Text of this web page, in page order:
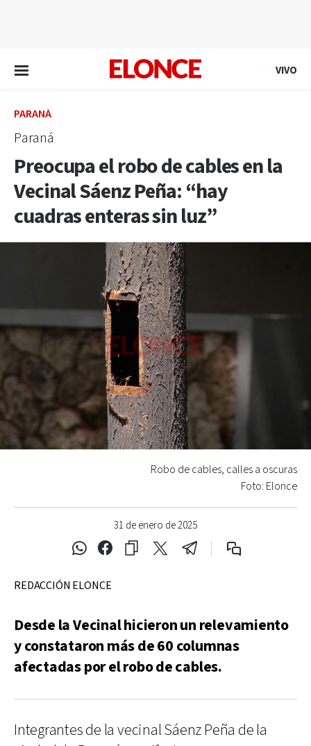
VIVO
PARANÁ
Paraná
Preocupa el robo de cables en la
Vecinal Sáenz Peña: “hay
cuadras enteras sin luz”
31 de enero de 2025
Robo de cables, calles a oscuras
Foto: Elonce
REDACCIÓN ELONCE
Desde la Vecinal hicieron un relevamiento
y constataron más de 60 columnas
afectadas por el robo de cables.
Integrantes de la vecinal Sáenz Peña de la